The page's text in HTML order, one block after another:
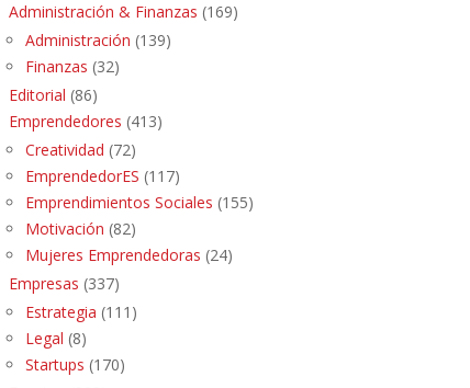
Administración & Finanzas (169)
Administración (139)
Finanzas (32)
Editorial (86)
Emprendedores (413)
Creatividad (72)
EmprendedorES (117)
Emprendimientos Sociales (155)
Motivación (82)
Mujeres Emprendedoras (24)
Empresas (337)
Estrategia (111)
Legal (8)
Startups (170)